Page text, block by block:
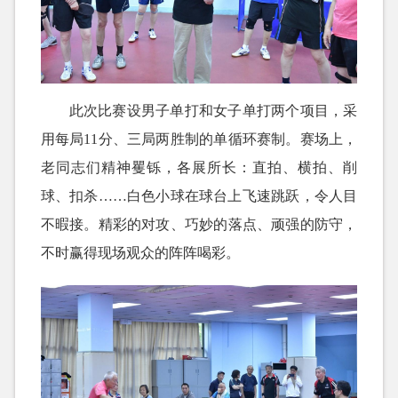
此次比赛设男子单打和女子单打两个项目，采
用每局11分、三局两胜制的单循环赛制。赛场上，
老同志们精神矍铄，各展所长：直拍、横拍、削
球、扣杀……白色小球在球台上飞速跳跃，令人目
不暇接。精彩的对攻、巧妙的落点、顽强的防守，
不时赢得现场观众的阵阵喝彩。